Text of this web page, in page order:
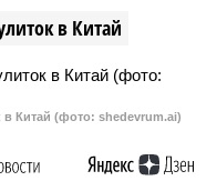
в Китай
в Китай (фото: shedevrum.ai)